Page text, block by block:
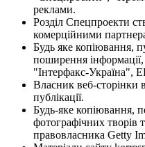
реклами.
Розділ Спецпроекти
комерційними
Будь яке копіювання,
поширення
"Інтерфакс-Україна",
Власник веб-сторінки
публікації.
Будь-яке копіювання,
фотографічних творів
правовласника Getty